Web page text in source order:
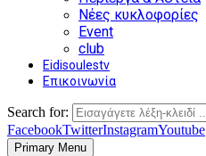
Νέες κυκλοφορίες
Event
club
Eidisoulestv
Επικοινωνία
Search for:
FacebookTwitterInstagramYoutube
Primary Menu